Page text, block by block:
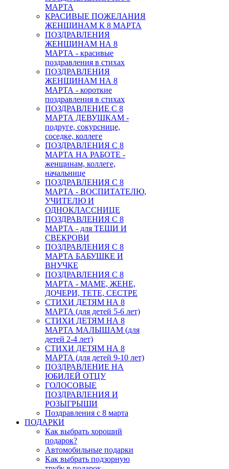
МАРТА
КРАСИВЫЕ ПОЖЕЛАНИЯ
ЖЕНЩИНАМ К 8 МАРТА
ПОЗДРАВЛЕНИЯ
ЖЕНЩИНАМ НА 8
МАРТА - красивые
поздравления в стихах
ПОЗДРАВЛЕНИЯ
ЖЕНЩИНАМ НА 8
МАРТА - короткие
поздравления в стихах
ПОЗДРАВЛЕНИЕ С 8
МАРТА ДЕВУШКАМ -
подруге, сокурснице,
соседке, коллеге
ПОЗДРАВЛЕНИЯ С 8
МАРТА НА РАБОТЕ -
женщинам, коллеге,
начальнице
ПОЗДРАВЛЕНИЯ С 8
МАРТА - ВОСПИТАТЕЛЮ,
УЧИТЕЛЮ И
ОДНОКЛАССНИЦЕ
ПОЗДРАВЛЕНИЯ С 8
МАРТА - для ТЕЩИ И
СВЕКРОВИ
ПОЗДРАВЛЕНИЯ С 8
МАРТА БАБУШКЕ И
ВНУЧКЕ
ПОЗДРАВЛЕНИЯ С 8
МАРТА - МАМЕ, ЖЕНЕ,
ДОЧЕРИ, ТЕТЕ, СЕСТРЕ
СТИХИ ДЕТЯМ НА 8
МАРТА (для детей 5-6 лет)
СТИХИ ДЕТЯМ НА 8
МАРТА МАЛЫШАМ (для
детей 2-4 лет)
СТИХИ ДЕТЯМ НА 8
МАРТА (для детей 9-10 лет)
ПОЗДРАВЛЕНИЕ НА
ЮБИЛЕЙ ОТЦУ
ГОЛОСОВЫЕ
ПОЗДРАВЛЕНИЯ И
РОЗЫГРЫШИ
Поздравления с 8 марта
ПОДАРКИ
Как выбрать хороший
подарок?
Автомобильные подарки
Как выбрать подзорную